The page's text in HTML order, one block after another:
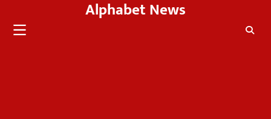
content
Alphabet News